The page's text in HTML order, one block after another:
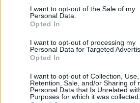
consent section.
I want to opt-out of the Sale of my
Personal Data.
Opted In
I want to opt-out of processing my
Personal Data for Targeted
Opted In
I want to opt-out of Collection, Use,
Retention, Sale, and/or Sharing of
Personal Data that Is Unrelated
Purposes for which it was collected.
StoreDot logó. Kép forrása: YouTube
Az „ötperces”
másik vállalat is beszállna,
akkumulátorokat gyártó EVE